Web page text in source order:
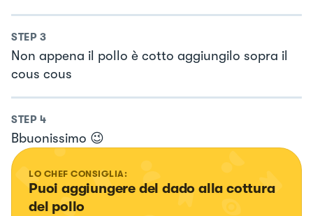
STEP 3
Non appena il pollo è cotto aggiungilo sopra il
cous cous
STEP 4
Bbuonissimo 😉
LO CHEF CONSIGLIA:
Puoi aggiungere del dado alla cottura
del pollo